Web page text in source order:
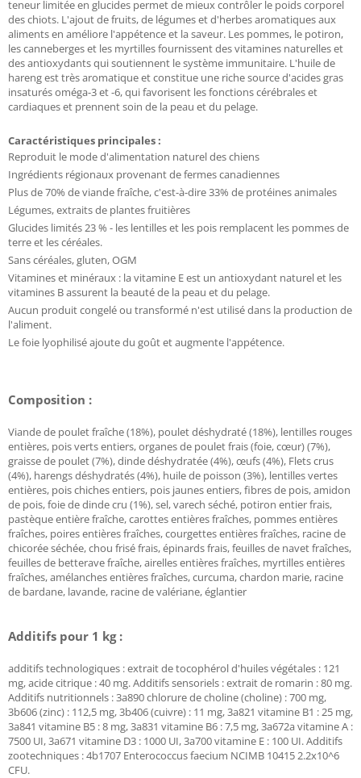
teneur limitée en glucides permet de mieux contrôler le poids corporel
des chiots. L'ajout de fruits, de légumes et d'herbes aromatiques aux
aliments en améliore l'appétence et la saveur. Les pommes, le potiron,
les canneberges et les myrtilles fournissent des vitamines naturelles et
des antioxydants qui soutiennent le système immunitaire. L'huile de
hareng est très aromatique et constitue une riche source d'acides gras
insaturés oméga-3 et -6, qui favorisent les fonctions cérébrales et
cardiaques et prennent soin de la peau et du pelage.
Caractéristiques principales :
Reproduit le mode d'alimentation naturel des chiens
Ingrédients régionaux provenant de fermes canadiennes
Plus de 70% de viande fraîche, c'est-à-dire 33% de protéines animales
Légumes, extraits de plantes fruitières
Glucides limités 23 % - les lentilles et les pois remplacent les pommes de
terre et les céréales.
Sans céréales, gluten, OGM
Vitamines et minéraux : la vitamine E est un antioxydant naturel et les
vitamines B assurent la beauté de la peau et du pelage.
Aucun produit congelé ou transformé n'est utilisé dans la production de
l'aliment.
Le foie lyophilisé ajoute du goût et augmente l'appétence.
Composition :
Viande de poulet fraîche (18%), poulet déshydraté (18%), lentilles rouges
entières, pois verts entiers, organes de poulet frais (foie, cœur) (7%),
graisse de poulet (7%), dinde déshydratée (4%), œufs (4%), Flets crus
(4%), harengs déshydratés (4%), huile de poisson (3%), lentilles vertes
entières, pois chiches entiers, pois jaunes entiers, fibres de pois, amidon
de pois, foie de dinde cru (1%), sel, varech séché, potiron entier frais,
pastèque entière fraîche, carottes entières fraîches, pommes entières
fraîches, poires entières fraîches, courgettes entières fraîches, racine de
chicorée séchée, chou frisé frais, épinards frais, feuilles de navet fraîches,
feuilles de betterave fraîche, airelles entières fraîches, myrtilles entières
fraîches, amélanches entières fraîches, curcuma, chardon marie, racine
de bardane, lavande, racine de valériane, églantier
Additifs pour 1 kg :
additifs technologiques : extrait de tocophérol d'huiles végétales : 121
mg, acide citrique : 40 mg. Additifs sensoriels : extrait de romarin : 80 mg.
Additifs nutritionnels : 3a890 chlorure de choline (choline) : 700 mg,
3b606 (zinc) : 112,5 mg, 3b406 (cuivre) : 11 mg, 3a821 vitamine B1 : 25 mg,
3a841 vitamine B5 : 8 mg, 3a831 vitamine B6 : 7,5 mg, 3a672a vitamine A :
7500 UI, 3a671 vitamine D3 : 1000 UI, 3a700 vitamine E : 100 UI. Additifs
zootechniques : 4b1707 Enterococcus faecium NCIMB 10415 2.2x10^6
CFU.